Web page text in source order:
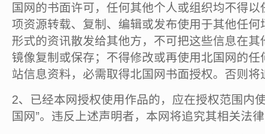
国网的书面许可，任何其他个人或组织均不得
项资源转载、复制、编辑或发布使用于其他任
形式的资讯散发给其他方，不可把这些信息在
镜像复制或保存；不得修改或再使用北国网的
站信息资料，必需取得北国网书面授权。否则将
2、已经本网授权使用作品的，应在授权范围内
国网”。违反上述声明者，本网将追究其相关法